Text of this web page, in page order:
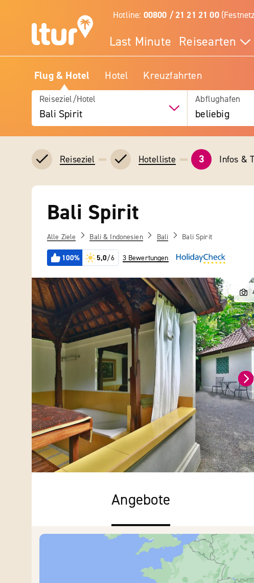
Hotline: 00800 / 21 21 21 00
Last Minute Reisearten
Flug & Hotel Hotel Kreuzfahrten
Reiseziel/Hotel
Bali Spirit
Abflughafen
beliebig
Reiseziel Hotelliste 3 Infos &
Bali Spirit
Alle Ziele Bali & Indonesien Bali Bali Spirit
100% 5,0/6 3 Bewertungen
Angebote